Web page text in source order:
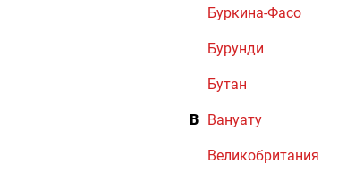
Буркина-Фасо
Бурунди
Бутан
В Вануату
Великобритания